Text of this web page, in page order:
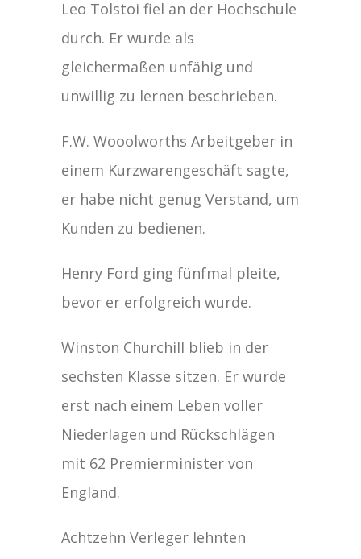
Leo Tolstoi fiel an der Hochschule
durch. Er wurde als
gleichermaßen unfähig und
unwillig zu lernen beschrieben.
F.W. Wooolworths Arbeitgeber in
einem Kurzwarengeschäft sagte,
er habe nicht genug Verstand, um
Kunden zu bedienen.
Henry Ford ging fünfmal pleite,
bevor er erfolgreich wurde.
Winston Churchill blieb in der
sechsten Klasse sitzen. Er wurde
erst nach einem Leben voller
Niederlagen und Rückschlägen
mit 62 Premierminister von
England.
Achtzehn Verleger lehnten